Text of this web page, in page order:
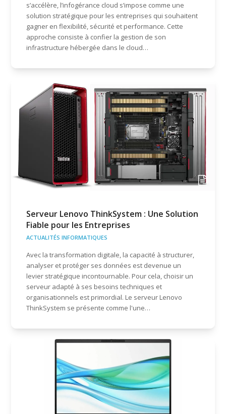
s’accélère, l’infogérance cloud s’impose comme une
solution stratégique pour les entreprises qui souhaitent
gagner en flexibilité, sécurité et performance. Cette
approche consiste à confier la gestion de son
infrastructure hébergée dans le cloud…
Serveur Lenovo ThinkSystem : Une Solution
Fiable pour les Entreprises
ACTUALITÉS INFORMATIQUES
Avec la transformation digitale, la capacité à structurer,
analyser et protéger ses données est devenue un
levier stratégique incontournable. Pour cela, choisir un
serveur adapté à ses besoins techniques et
organisationnels est primordial. Le serveur Lenovo
ThinkSystem se présente comme l'une…